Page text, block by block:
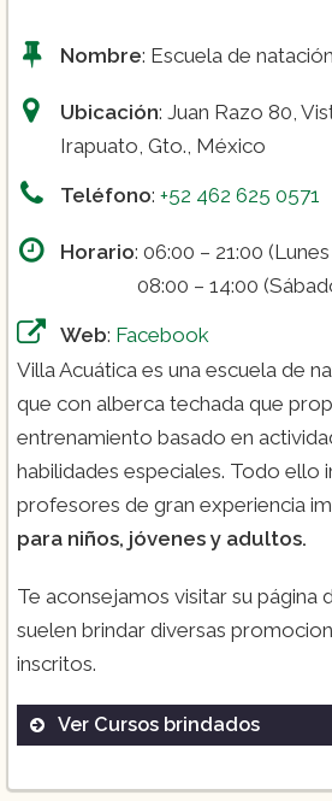
Nombre: Escuela de
Ubicación: Juan Razo 80,
Irapuato, Gto., México
Teléfono: +52 462 625 0571
Horario: 06:00 – 21:00
08:00 – 14:00
Web: Facebook
Villa Acuática es una escuela de
que con alberca techada que
entrenamiento basado en
habilidades especiales. Todo ello
profesores de gran experiencia
para niños, jóvenes y adultos.
Te aconsejamos visitar su página
suelen brindar diversas
inscritos.
Ver Cursos brindados